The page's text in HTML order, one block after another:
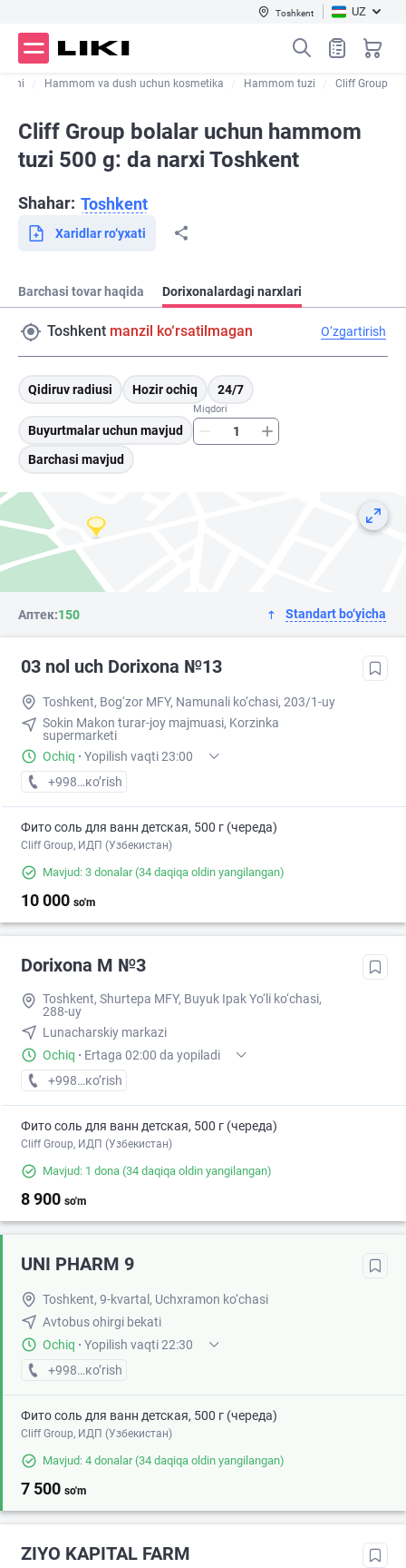
Toshkent UZ
Hammom va dush uchun kosmetika Hammom tuzi Cliff Group
Cliff Group bolalar uchun hammom
tuzi 500 g: da narxi Toshkent
Shahar: Toshkent
Xaridlar ro‘yxati
Barchasi tovar haqida Dorixonalardagi narxlari
Toshkent manzil ko‘rsatilmagan O‘zgartirish
Qidiruv radiusi Hozir ochiq 24/7
Buyurtmalar uchun mavjud
Miqdori
Barchasi mavjud
Аптек:150 Standart bo‘yicha
03 nol uch Dorixona №13
Toshkent, Bog‘zor MFY, Namunali ko‘chasi, 203/1-uy
Sokin Makon turar-joy majmuasi, Korzinka
supermarketi
Ochiq · Yopilish vaqti 23:00
+998 (77) XXX-XX-XX
кo’rish
Фито соль для ванн детская, 500 г (череда)
Cliff Group, ИДП (Узбекистан)
Mavjud: 3 donalar(34 daqiqa oldin yangilangan)
10 000 so'm
Dorixona M №3
Toshkent, Shurtepa MFY, Buyuk Ipak Yo‘li ko‘chasi,
288-uy
Lunacharskiy markazi
Ochiq · Ertaga 02:00 da yopiladi
+998 (95) XXX-XX-XX
кo’rish
Фито соль для ванн детская, 500 г (череда)
Cliff Group, ИДП (Узбекистан)
Mavjud: 1 dona (34 daqiqa oldin yangilangan)
8 900 so'm
UNI PHARM 9
Toshkent, 9-kvartal, Uchxramon ko‘chasi
Avtobus ohirgi bekati
Ochiq · Yopilish vaqti 22:30
+998 (55) XXX-XX-XX
кo’rish
Фито соль для ванн детская, 500 г (череда)
Cliff Group, ИДП (Узбекистан)
Mavjud: 4 donalar(34 daqiqa oldin yangilangan)
7 500 so'm
ZIYO KAPITAL FARM